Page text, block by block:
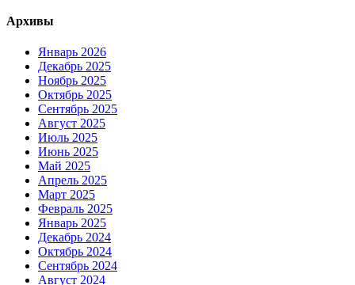
Архивы
Январь 2026
Декабрь 2025
Ноябрь 2025
Октябрь 2025
Сентябрь 2025
Август 2025
Июль 2025
Июнь 2025
Май 2025
Апрель 2025
Март 2025
Февраль 2025
Январь 2025
Декабрь 2024
Октябрь 2024
Сентябрь 2024
Август 2024